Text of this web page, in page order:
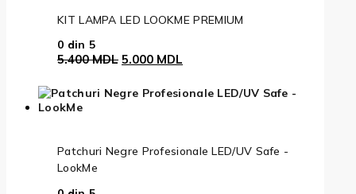
KIT LAMPA LED LOOKME PREMIUM
0 din 5
5.400MDL 5.000 MDL
Patchuri Negre Profesionale LED/UV Safe -
LookMe